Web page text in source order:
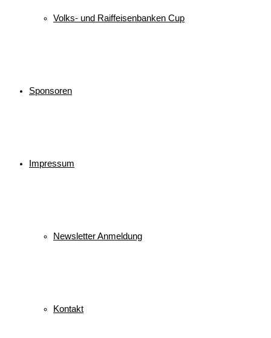
Volks- und Raiffeisenbanken Cup
Sponsoren
Impressum
Newsletter Anmeldung
Kontakt